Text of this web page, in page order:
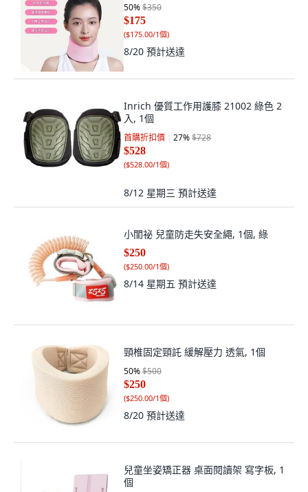
50%$350
$175
($175.00/1個)
8/20 預計送達
Inrich 優質工作用護膝 21002 綠色 2
入, 1個
首購折扣價 27%$728
$528
($528.00/1個)
8/12 星期三 預計送達
小閨祕 兒童防走失安全繩, 1個, 綠
$250
($250.00/1個)
8/14 星期五 預計送達
頸椎固定頸託 緩解壓力 透氣, 1個
50%$500
$250
($250.00/1個)
8/20 預計送達
兒童坐姿矯正器 桌面閱讀架 寫字板, 1
個